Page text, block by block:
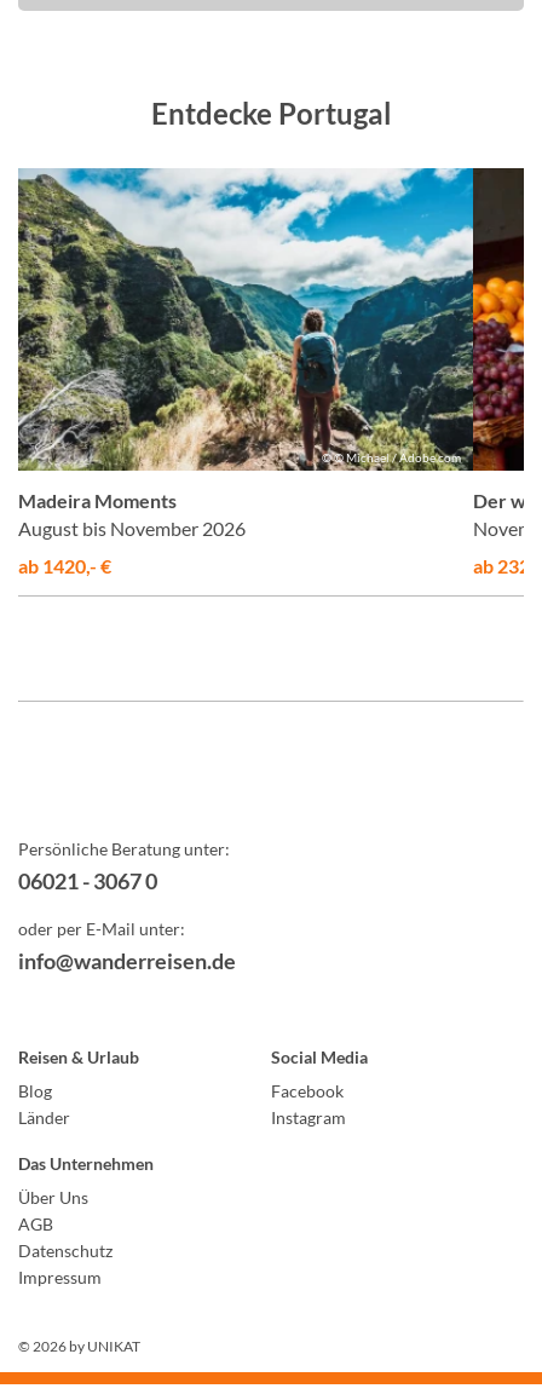
Entdecke Portugal
© © Michael / Adobe.com
Madeira Moments
August bis November 2026
ab 1420,- €
Der
ab
Persönliche Beratung unter:
06021 - 3067 0
oder per E-Mail unter:
info@wanderreisen.de
Reisen & Urlaub
Blog
Länder
Social Media
Facebook
Instagram
Das Unternehmen
Über Uns
AGB
Datenschutz
Impressum
© 2026 by UNIKAT